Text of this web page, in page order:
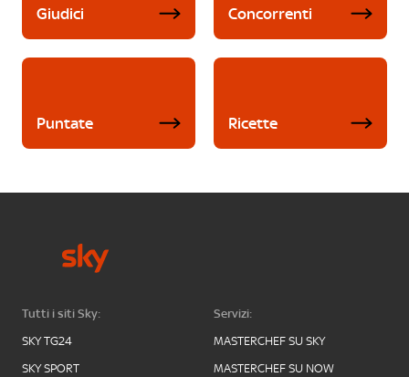
Giudici Concorrenti
Puntate Ricette
Tutti i siti Sky:
SKY TG24
SKY SPORT
Servizi:
MASTERCHEF SU SKY
MASTERCHEF SU NOW